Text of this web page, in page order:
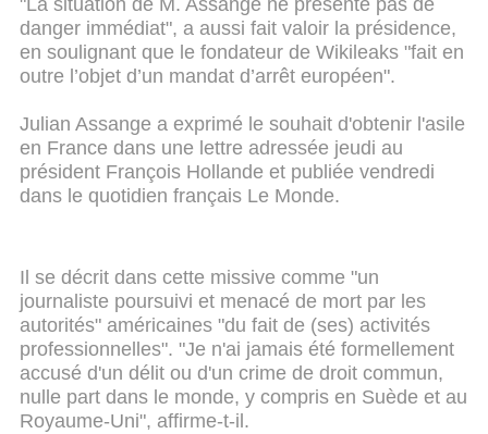
"La situation de M. Assange ne présente pas de
danger immédiat", a aussi fait valoir la présidence,
en soulignant que le fondateur de Wikileaks "fait en
outre l’objet d’un mandat d’arrêt européen".
Julian Assange a exprimé le souhait d'obtenir l'asile
en France dans une lettre adressée jeudi au
président François Hollande et publiée vendredi
dans le quotidien français Le Monde.
Il se décrit dans cette missive comme "un
journaliste poursuivi et menacé de mort par les
autorités" américaines "du fait de (ses) activités
professionnelles". "Je n'ai jamais été formellement
accusé d'un délit ou d'un crime de droit commun,
nulle part dans le monde, y compris en Suède et au
Royaume-Uni", affirme-t-il.